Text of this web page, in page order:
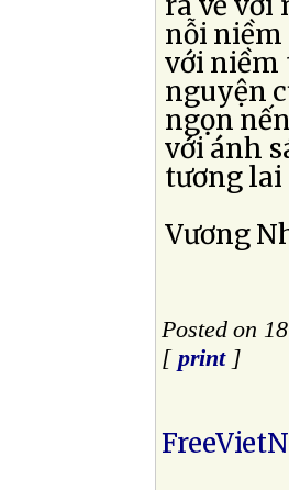
nỗi niềm
với niềm
nguyện
ngọn
với ánh
tương lai
Vương
Posted on
[ print]